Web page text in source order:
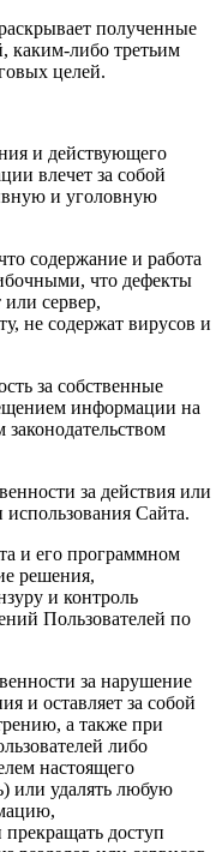
полученные
каким-либо третьим
целей.
и действующего
влечет за собой
и уголовную
содержание и работа
что дефекты
или сервер,
не содержат вирусов и
за собственные
информации на
за действия или
Сайта.
и его программном
решения,
и контроль
Пользователей по
за нарушение
и оставляет за собой
а также при
либо
настоящего
или удалять любую
прекращать доступ